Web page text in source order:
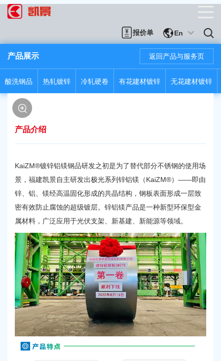
报价单 En
产品展示
酸洗钢品 热轧镀锌 冷轧硬卷 有花建材镀锌 无花建材镀锌
返回产品与服务页
产品介绍
KaiZM®镀锌铝镁钢品研发之初是为了替代部分不锈钢的使用场
景，福建凯景自主研发出极光系列锌铝镁（KaiZM®）——即由
锌、铝、镁经高温固化形成的共晶结构，钢板表面形成一层致
密有效防止腐蚀的超级镀层。锌铝镁产品是一种新型环保型金
属材料，广泛应用于光伏支架、新基建、新能源等领域。